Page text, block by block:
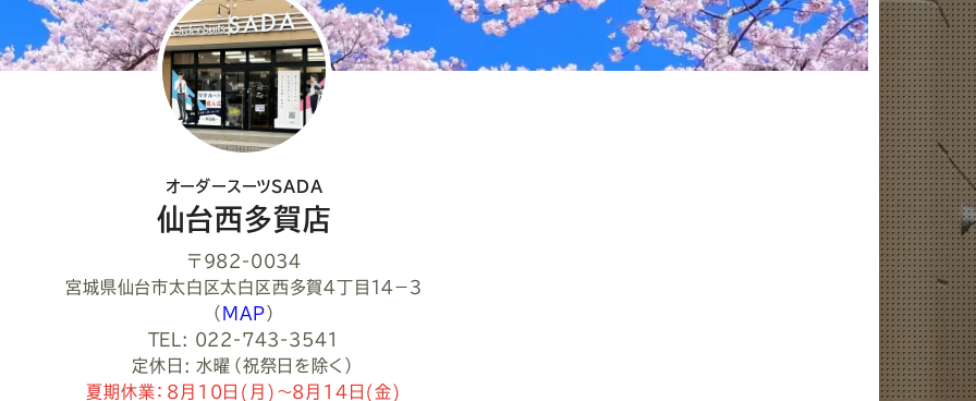
く
だ
さ
い
オーダースーツSADA
仙台西多賀店
〒982-0034
宮城県仙台市太白区太白区西多賀４丁目１４−３
（ MAP ）
TEL: 022-743-3541
定休日: 水曜（祝祭日を除く）
夏期休業：8月10日(月)～8月14日(金)